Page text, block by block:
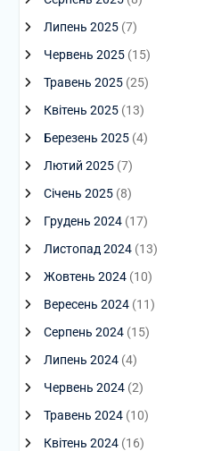
Липень 2025(7)
Червень 2025(15)
Травень 2025(25)
Квітень 2025(13)
Березень 2025(4)
Лютий 2025(7)
Січень 2025(8)
Грудень 2024(17)
Листопад 2024(13)
Жовтень 2024(10)
Вересень 2024(11)
Серпень 2024(15)
Липень 2024(4)
Червень 2024(2)
Травень 2024(10)
Квітень 2024(16)